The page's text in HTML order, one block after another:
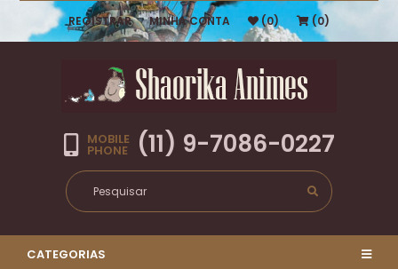
REGISTRAR MINHA CONTA (0) (0)
MOBILE
PHONE (11) 9-7086-0227
CATEGORIAS